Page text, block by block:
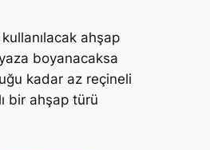
ahşap
boyanacaksa
kadar az reçineli
bir ahşap türü